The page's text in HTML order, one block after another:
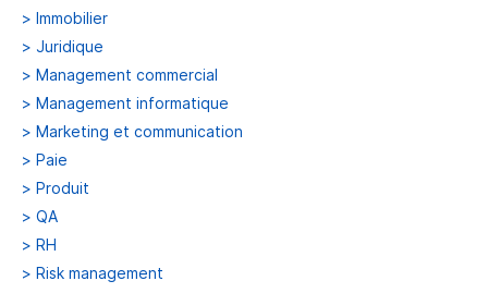
> Immobilier
> Juridique
> Management commercial
> Management informatique
> Marketing et communication
> Paie
> Produit
> QA
> RH
> Risk management